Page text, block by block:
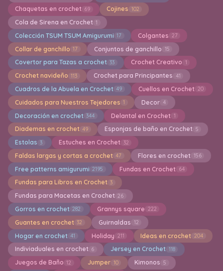
Chaquetas en crochet 69 Cojines 102
Cola de Sirena en Crochet 1
Colección TSUM TSUM Amigurumi 17 Colgantes 27
Collar de ganchillo 17 Conjuntos de ganchillo 15
Covertor para Tazas a crochet 33 Crochet Creativo 1
Crochet navideño 113 Crochet para Principantes 41
Cuadros de la Abuela en Crochet 49 Cuellos en Crochet 20
Cuidados para Nuestros Tejedores 1 Decor 4
Decoración en crochet 344 Delantal en Crochet 1
Diademas en crochet 49 Esponjas de baño en Crochet 5
Estolas 3 Estuches en Crochet 32
Faldas largas y cortas a crochet 47 Flores en crochet 156
Free patterns amigurumi 2195 Fundas en Crochet 64
Fundas para Libros en Crochet 3
Fundas para Macetas en Crochet 26
Gorros en crochet 282 Grannys square 222
Guantes en crochet 32 Guirnaldas 12
Hogar en crochet 41 Holiday 211 Ideas en crochet 204
Indiviaduales en crochet 6 Jersey en Crochet 118
Juegos de Baño 12 Jumper 10 Kimonos 5